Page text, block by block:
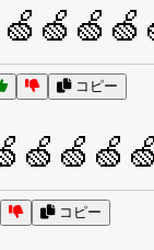
コピー
コピー